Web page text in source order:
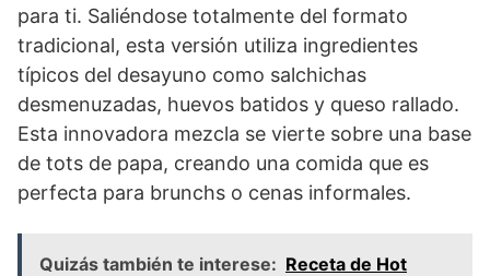
para ti. Saliéndose totalmente del formato
tradicional, esta versión utiliza ingredientes
típicos del desayuno como salchichas
desmenuzadas, huevos batidos y queso rallado.
Esta innovadora mezcla se vierte sobre una base
de tots de papa, creando una comida que es
perfecta para brunchs o cenas informales.
Quizás también te interese: Receta de Hot